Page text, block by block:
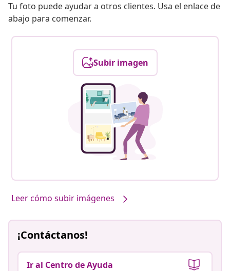
Tu foto puede ayudar a otros clientes. Usa el enlace de
abajo para comenzar.
Subir imagen
Leer cómo subir imágenes
¡Contáctanos!
Ir al Centro de Ayuda